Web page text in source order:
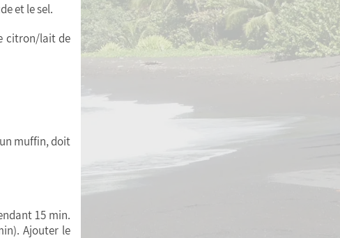
et le sel.
citron/lait de
muffin, doit
15 min.
Ajouter le